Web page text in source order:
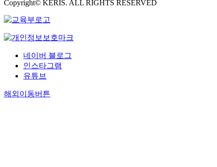
Copyright© KERIS. ALL RIGHTS RESERVED
네이버 블로그
인스타그램
유튜브
해외이동버튼